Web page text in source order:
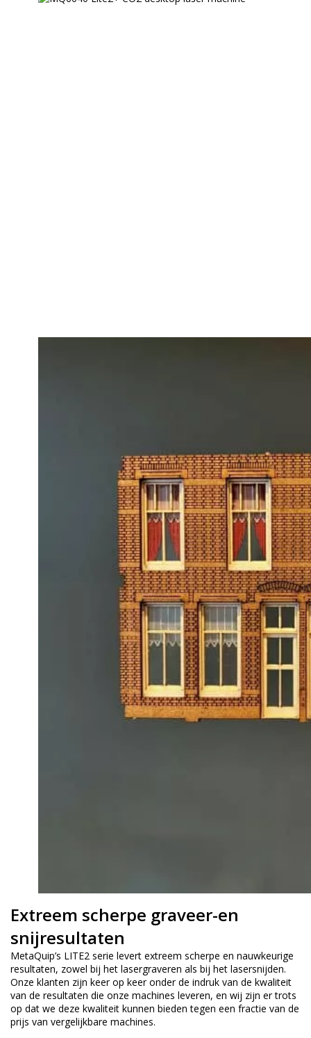
Extreem scherpe graveer-en
snijresultaten
MetaQuip’s LITE2 serie levert extreem scherpe en nauwkeurige
resultaten, zowel bij het lasergraveren als bij het lasersnijden.
Onze klanten zijn keer op keer onder de indruk van de kwaliteit
van de resultaten die onze machines leveren, en wij zijn er trots
op dat we deze kwaliteit kunnen bieden tegen een fractie van de
prijs van vergelijkbare machines.